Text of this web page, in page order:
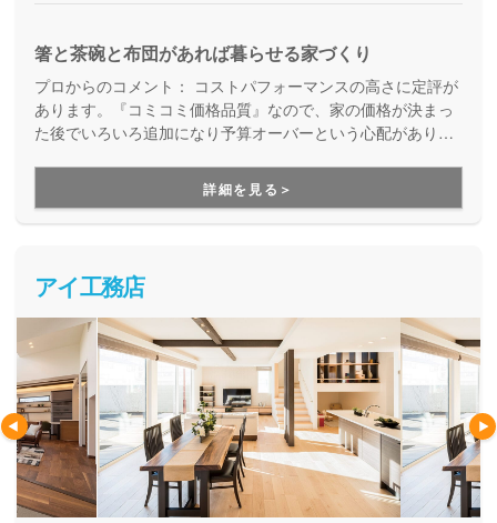
箸と茶碗と布団があれば暮らせる家づくり
プロからのコメント： コストパフォーマンスの高さに定評が
あります。『コミコミ価格品質』なので、家の価格が決まっ
た後でいろいろ追加になり予算オーバーという心配がありま
詳細を見る＞
アイ工務店